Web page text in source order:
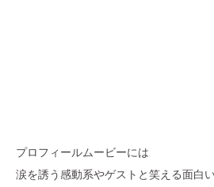
プロフィールムービーには
涙を誘う感動系やゲストと笑える面白い